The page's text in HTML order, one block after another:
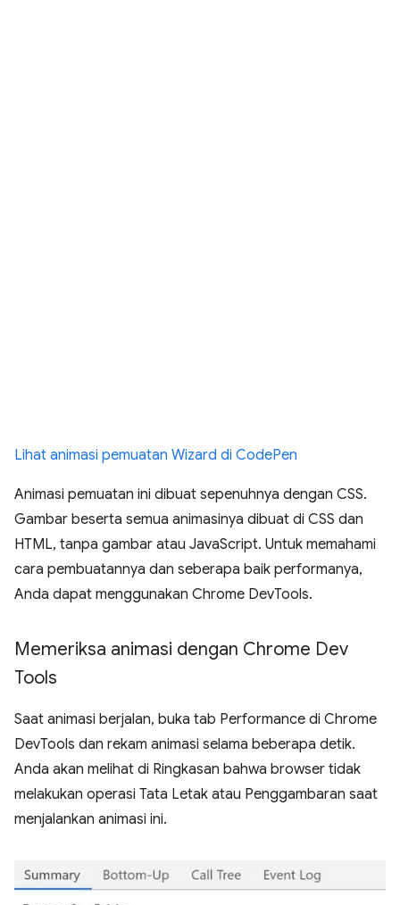
Lihat animasi pemuatan Wizard di CodePen
Animasi pemuatan ini dibuat sepenuhnya dengan CSS.
Gambar beserta semua animasinya dibuat di CSS dan
HTML, tanpa gambar atau JavaScript. Untuk memahami
cara pembuatannya dan seberapa baik performanya,
Anda dapat menggunakan Chrome DevTools.
Memeriksa animasi dengan Chrome Dev
Tools
Saat animasi berjalan, buka tab Performance di Chrome
DevTools dan rekam animasi selama beberapa detik.
Anda akan melihat di Ringkasan bahwa browser tidak
melakukan operasi Tata Letak atau Penggambaran saat
menjalankan animasi ini.